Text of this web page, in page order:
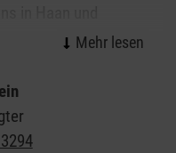
eine faire und
Altkleiderspenden
und humanitären
kostenlos anbieten.